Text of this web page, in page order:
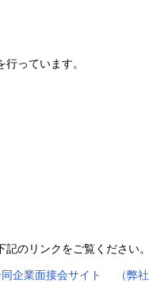
っています。
のリンクをご覧ください。
企業面接会サイト （弊社